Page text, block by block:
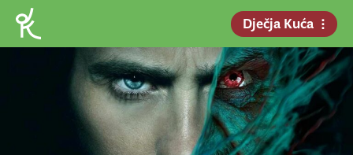
Dječja Kuća